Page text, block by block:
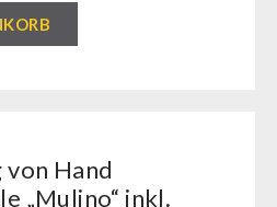
Funk
von Hand
„Mulino“ inkl.